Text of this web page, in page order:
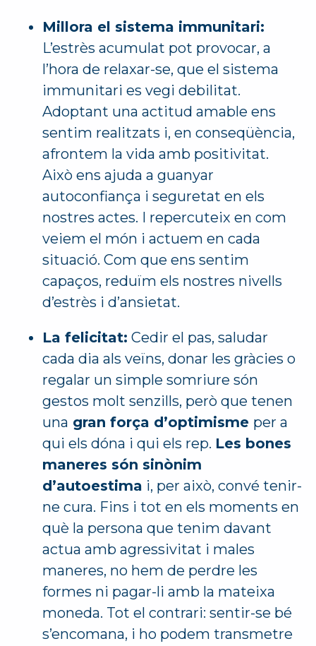
Millora el sistema immunitari:
L’estrès acumulat pot provocar, a
l’hora de relaxar-se, que el sistema
immunitari es vegi debilitat.
Adoptant una actitud amable ens
sentim realitzats i, en conseqüència,
afrontem la vida amb positivitat.
Això ens ajuda a guanyar
autoconfiança i seguretat en els
nostres actes. I repercuteix en com
veiem el món i actuem en cada
situació. Com que ens sentim
capaços, reduïm els nostres nivells
d’estrès i d’ansietat.
La felicitat: Cedir el pas, saludar
cada dia als veïns, donar les gràcies o
regalar un simple somriure són
gestos molt senzills, però que tenen
una gran força d’optimisme per a
qui els dóna i qui els rep. Les bones
maneres són sinònim
d’autoestima i, per això, convé tenir-
ne cura. Fins i tot en els moments en
què la persona que tenim davant
actua amb agressivitat i males
maneres, no hem de perdre les
formes ni pagar-li amb la mateixa
moneda. Tot el contrari: sentir-se bé
s’encomana, i ho podem transmetre